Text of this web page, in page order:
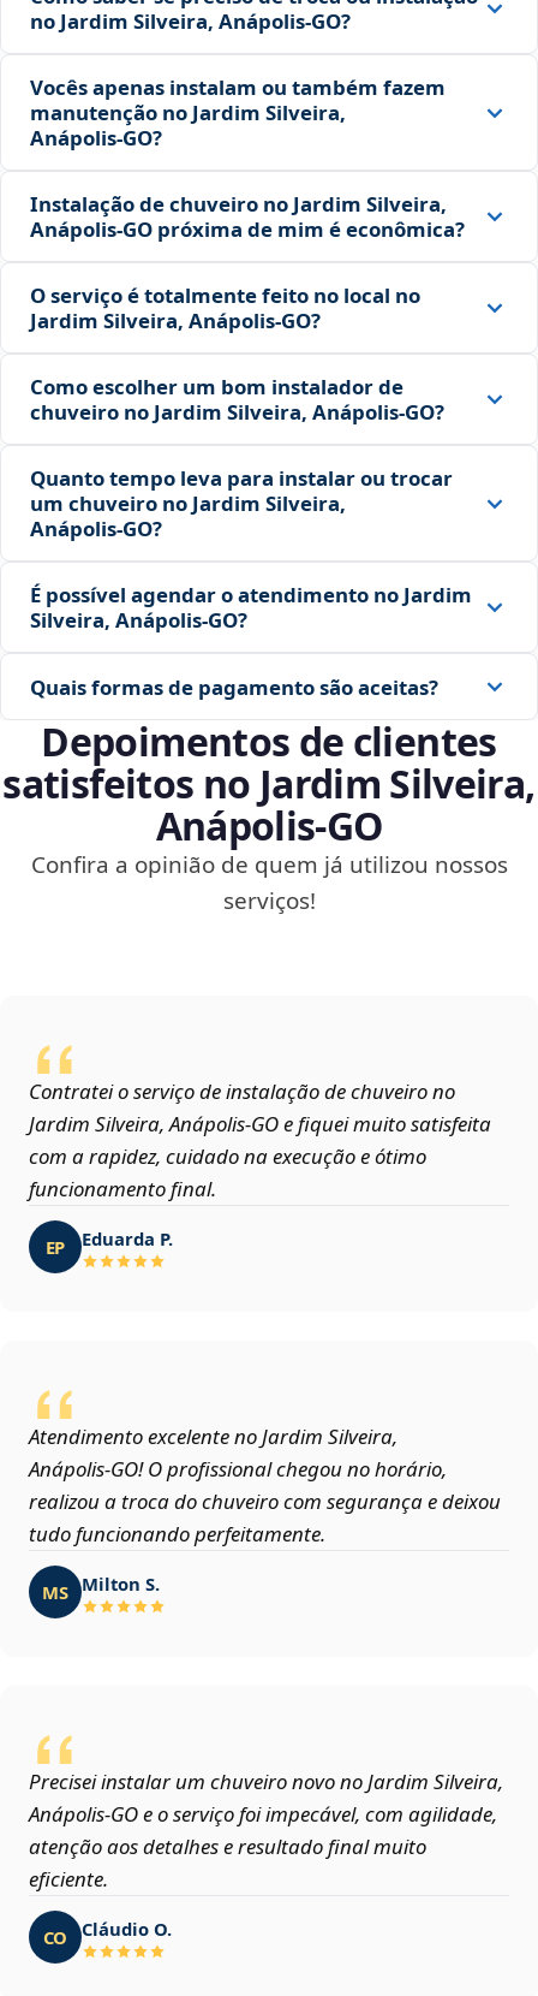
no Jardim Silveira, Anápolis‑GO?
Vocês apenas instalam ou também fazem
manutenção no Jardim Silveira,
Anápolis‑GO?
Instalação de chuveiro no Jardim Silveira,
Anápolis‑GO próxima de mim é econômica?
O serviço é totalmente feito no local no
Jardim Silveira, Anápolis‑GO?
Como escolher um bom instalador de
chuveiro no Jardim Silveira, Anápolis‑GO?
Quanto tempo leva para instalar ou trocar
um chuveiro no Jardim Silveira,
Anápolis‑GO?
É possível agendar o atendimento no Jardim
Silveira, Anápolis‑GO?
Quais formas de pagamento são aceitas?
Depoimentos de clientes
satisfeitos no Jardim Silveira,
Anápolis‑GO
Confira a opinião de quem já utilizou nossos
serviços!
Contratei o serviço de instalação de chuveiro no
Jardim Silveira, Anápolis‑GO e fiquei muito satisfeita
com a rapidez, cuidado na execução e ótimo
funcionamento final.
EP Eduarda P.
Atendimento excelente no Jardim Silveira,
Anápolis‑GO! O profissional chegou no horário,
realizou a troca do chuveiro com segurança e deixou
tudo funcionando perfeitamente.
MS Milton S.
Precisei instalar um chuveiro novo no Jardim Silveira,
Anápolis‑GO e o serviço foi impecável, com agilidade,
atenção aos detalhes e resultado final muito
eficiente.
CO Cláudio O.